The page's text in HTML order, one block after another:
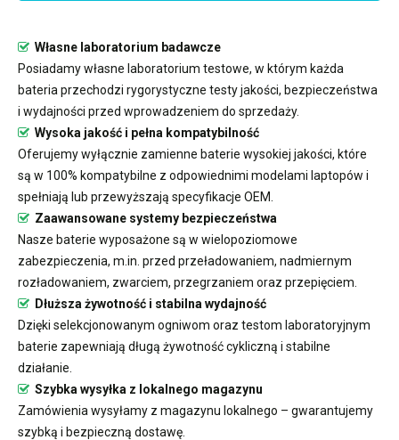
Własne laboratorium badawcze
Posiadamy własne laboratorium testowe, w którym każda
bateria przechodzi rygorystyczne testy jakości, bezpieczeństwa
i wydajności przed wprowadzeniem do sprzedaży.
Wysoka jakość i pełna kompatybilność
Oferujemy wyłącznie zamienne baterie wysokiej jakości, które
są w 100% kompatybilne z odpowiednimi modelami laptopów i
spełniają lub przewyższają specyfikacje OEM.
Zaawansowane systemy bezpieczeństwa
Nasze baterie wyposażone są w wielopoziomowe
zabezpieczenia, m.in. przed przeładowaniem, nadmiernym
rozładowaniem, zwarciem, przegrzaniem oraz przepięciem.
Dłuższa żywotność i stabilna wydajność
Dzięki selekcjonowanym ogniwom oraz testom laboratoryjnym
baterie zapewniają długą żywotność cykliczną i stabilne
działanie.
Szybka wysyłka z lokalnego magazynu
Zamówienia wysyłamy z magazynu lokalnego – gwarantujemy
szybką i bezpieczną dostawę.